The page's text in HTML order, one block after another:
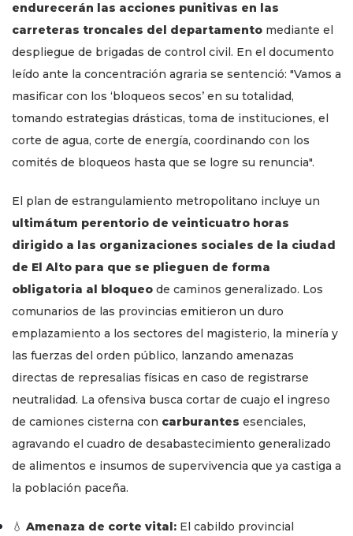
endurecerán las acciones punitivas en las
carreteras troncales del departamento mediante el
despliegue de brigadas de control civil. En el documento
leído ante la concentración agraria se sentenció: "Vamos a
masificar con los ‘bloqueos secos’ en su totalidad,
tomando estrategias drásticas, toma de instituciones, el
corte de agua, corte de energía, coordinando con los
comités de bloqueos hasta que se logre su renuncia".
El plan de estrangulamiento metropolitano incluye un
ultimátum perentorio de veinticuatro horas
dirigido a las organizaciones sociales de la ciudad
de El Alto para que se plieguen de forma
obligatoria al bloqueo de caminos generalizado. Los
comunarios de las provincias emitieron un duro
emplazamiento a los sectores del magisterio, la minería y
las fuerzas del orden público, lanzando amenazas
directas de represalias físicas en caso de registrarse
neutralidad. La ofensiva busca cortar de cuajo el ingreso
de camiones cisterna con carburantes esenciales,
agravando el cuadro de desabastecimiento generalizado
de alimentos e insumos de supervivencia que ya castiga a
la población paceña.
💧 Amenaza de corte vital: El cabildo provincial